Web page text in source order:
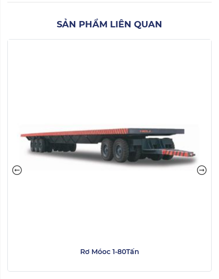
SẢN PHẨM LIÊN QUAN
Rơ Móoc 1-80Tấn